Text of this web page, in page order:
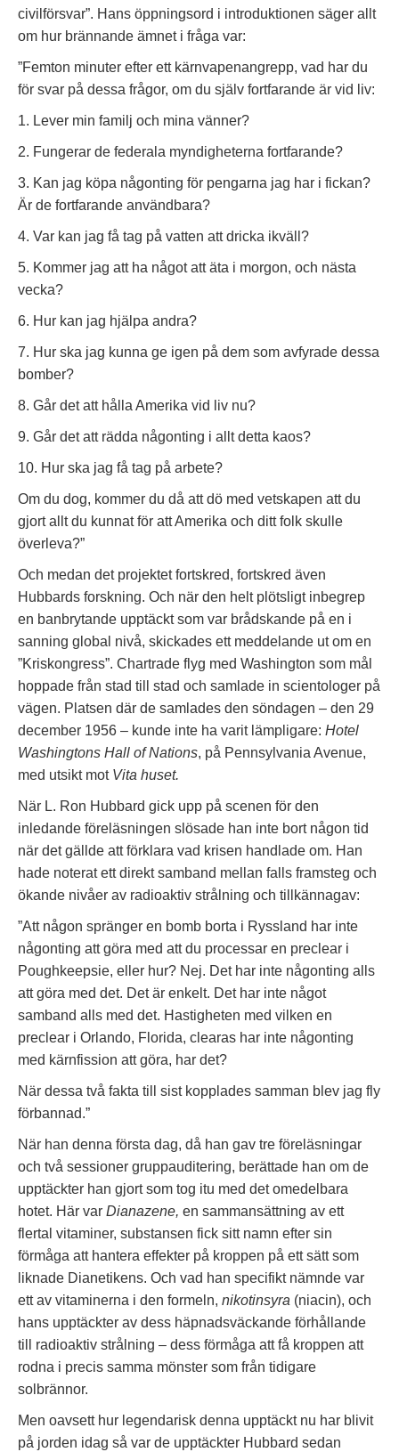
civilförsvar”. Hans öppningsord i introduktionen säger allt
om hur brännande ämnet i fråga var:
”Femton minuter efter ett kärnvapenangrepp, vad har du
för svar på dessa frågor, om du själv fortfarande är vid liv:
1. Lever min familj och mina vänner?
2. Fungerar de federala myndigheterna fortfarande?
3. Kan jag köpa någonting för pengarna jag har i fickan?
Är de fortfarande användbara?
4. Var kan jag få tag på vatten att dricka ikväll?
5. Kommer jag att ha något att äta i morgon, och nästa
vecka?
6. Hur kan jag hjälpa andra?
7. Hur ska jag kunna ge igen på dem som avfyrade dessa
bomber?
8. Går det att hålla Amerika vid liv nu?
9. Går det att rädda någonting i allt detta kaos?
10. Hur ska jag få tag på arbete?
Om du dog, kommer du då att dö med vetskapen att du
gjort allt du kunnat för att Amerika och ditt folk skulle
överleva?”
Och medan det projektet fortskred, fortskred även
Hubbards forskning. Och när den helt plötsligt inbegrep
en banbrytande upptäckt som var brådskande på en i
sanning global nivå, skickades ett meddelande ut om en
”Kriskongress”. Chartrade flyg med Washington som mål
hoppade från stad till stad och samlade in scientologer på
vägen. Platsen där de samlades den söndagen – den 29
december 1956 – kunde inte ha varit lämpligare: Hotel
Washingtons Hall of Nations, på Pennsylvania Avenue,
med utsikt mot Vita huset.
När L. Ron Hubbard gick upp på scenen för den
inledande föreläsningen slösade han inte bort någon tid
när det gällde att förklara vad krisen handlade om. Han
hade noterat ett direkt samband mellan falls framsteg och
ökande nivåer av radioaktiv strålning och tillkännagav:
”Att någon spränger en bomb borta i Ryssland har inte
någonting att göra med att du processar en preclear i
Poughkeepsie, eller hur? Nej. Det har inte någonting alls
att göra med det. Det är enkelt. Det har inte något
samband alls med det. Hastigheten med vilken en
preclear i Orlando, Florida, clearas har inte någonting
med kärnfission att göra, har det?
När dessa två fakta till sist kopplades samman blev jag fly
förbannad.”
När han denna första dag, då han gav tre föreläsningar
och två sessioner gruppauditering, berättade han om de
upptäckter han gjort som tog itu med det omedelbara
hotet. Här var Dianazene, en sammansättning av ett
flertal vitaminer, substansen fick sitt namn efter sin
förmåga att hantera effekter på kroppen på ett sätt som
liknade Dianetikens. Och vad han specifikt nämnde var
ett av vitaminerna i den formeln, nikotinsyra (niacin), och
hans upptäckter av dess häpnadsväckande förhållande
till radioaktiv strålning – dess förmåga att få kroppen att
rodna i precis samma mönster som från tidigare
solbrännor.
Men oavsett hur legendarisk denna upptäckt nu har blivit
på jorden idag så var de upptäckter Hubbard sedan